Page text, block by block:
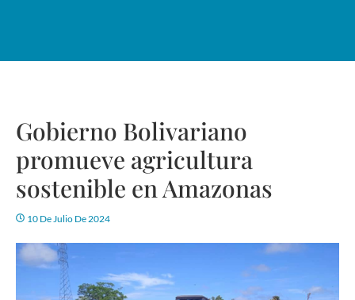
Gobierno Bolivariano
promueve agricultura
sostenible en Amazonas
10 De Julio De 2024